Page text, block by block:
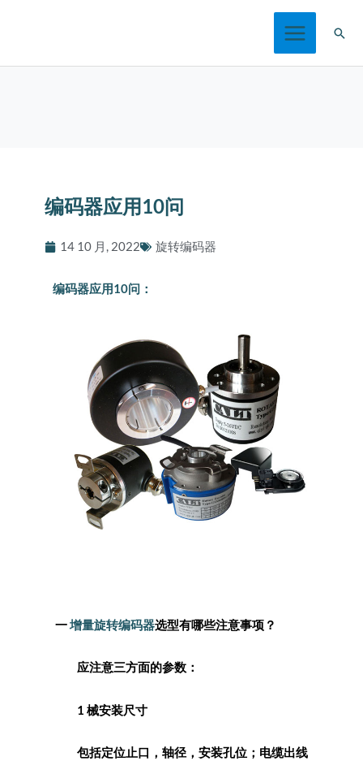
搜
编码器应用10问
14 10 月, 2022 旋转编码器
编码器应用10问：
一增量旋转编码器选型有哪些注意事项？
应注意三方面的参数：
1 械安装尺寸
包括定位止口，轴径，安装孔位；电缆出线